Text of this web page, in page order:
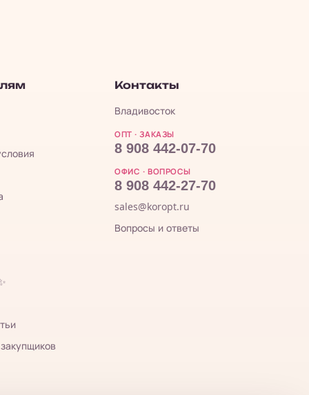
Контакты
Владивосток
ОПТ · ЗАКАЗЫ
8 908 442-07-70
ОФИС · ВОПРОСЫ
8 908 442-27-70
sales@koropt.ru
Вопросы и ответы